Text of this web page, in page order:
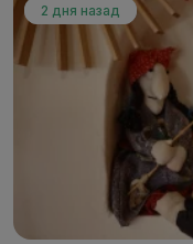
2 дня назад